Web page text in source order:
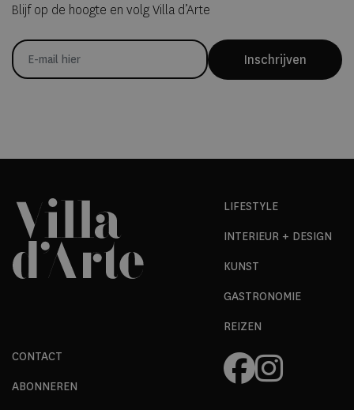
Blijf op de hoogte en volg Villa d’Arte
Inschrijven
LIFESTYLE
INTERIEUR + DESIGN
KUNST
GASTRONOMIE
REIZEN
CONTACT
ABONNEREN